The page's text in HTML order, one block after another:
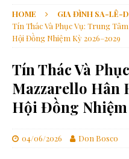
HOME GIA ĐÌNH SA-LÊ-
Tín Thác Và Phục Vụ: Trung
Hội Đồng Nhiệm Kỳ 2026–2029
Tín Thác Và
Mazzarello Hân
Hội Đồng Nhiệm
04/06/2026 Don Bosco